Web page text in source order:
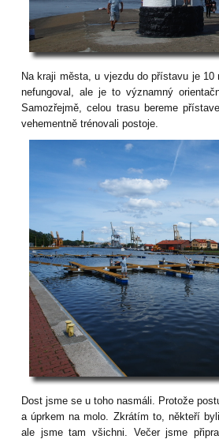
Na kraji města, u vjezdu do přístavu je
nefungoval, ale je to významný
Samozřejmě, celou trasu bereme
vehementně trénovali postoje.
Dost jsme se u toho nasmáli. Protože
a úprkem na molo. Zkrátím to, někteří
ale jsme tam všichni. Večer jsme